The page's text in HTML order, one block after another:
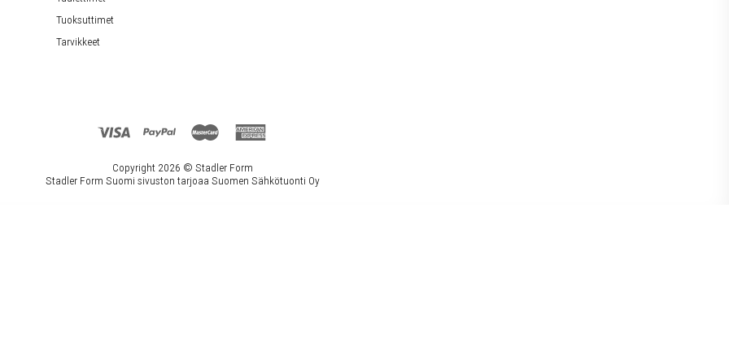
Tuoksuttimet
Tarvikkeet
Copyright 2026 © Stadler Form
Stadler Form Suomi sivuston tarjoaa Suomen Sähkötuonti Oy